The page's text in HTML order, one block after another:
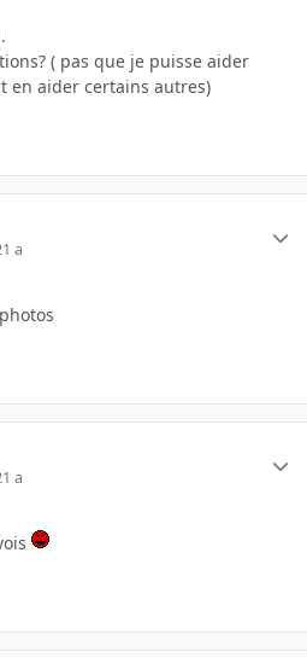
( pas que je puisse aider
en aider certains autres)
a
a